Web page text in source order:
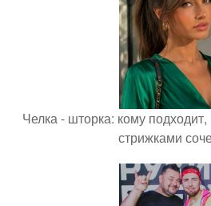
Челка - шторка: кому подходит,
стрижками